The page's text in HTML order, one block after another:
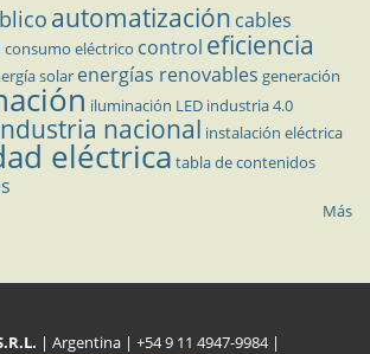
automatización cables
consumo eléctrico control eficiencia
solar energías renovables generación
iluminación LED industria 4.0
nacional instalación eléctrica
eléctrica tabla de contenidos
Más
| Argentina | +54 9 11 4947-9984 |